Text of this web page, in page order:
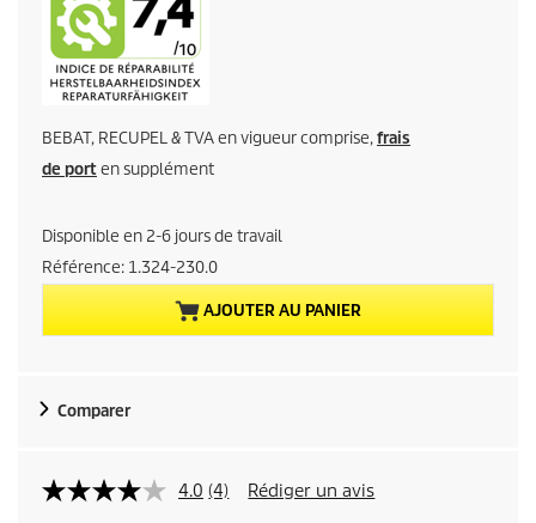
i
x
c
u
e
d
p
BEBAT, RECUPEL & TVA en vigueur comprise,frais
de porten supplément
Disponible en 2-6 jours de travail
Référence: 1.324-230.0
AJOUTER AU PANIER
Comparer
4.0 (4) Rédiger un avis